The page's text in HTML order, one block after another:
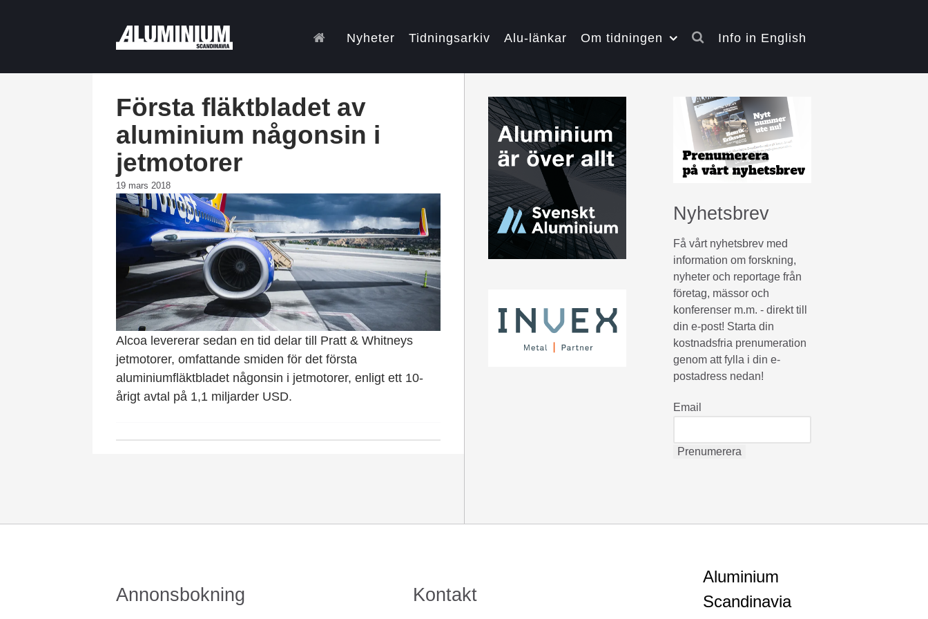
Nyheter Tidningsarkiv Alu-länkar Om tidningen Info in English
Första fläktbladet av
aluminium någonsin i
jetmotorer
19 mars 2018
Alcoa levererar sedan en tid delar till Pratt & Whitneys
jetmotorer, omfattande smiden för det första
aluminiumfläktbladet någonsin i jetmotorer, enligt ett 10-
årigt avtal på 1,1 miljarder USD.
Nyhetsbrev
Få vårt nyhetsbrev med
information om forskning,
nyheter och reportage från
företag, mässor och
konferenser m.m. - direkt till
din e-post! Starta din
kostnadsfria prenumeration
genom att fylla i din e-
postadress nedan!
Email
Annonsbokning Kontakt
Aluminium
Scandinavia